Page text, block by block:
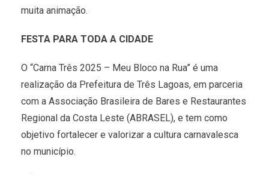
muita animação.
FESTA PARA TODA A CIDADE
O “Carna Três 2025 – Meu Bloco na Rua” é uma
realização da Prefeitura de Três Lagoas, em parceria
com a Associação Brasileira de Bares e Restaurantes
Regional da Costa Leste (ABRASEL), e tem como
objetivo fortalecer e valorizar a cultura carnavalesca
no município.